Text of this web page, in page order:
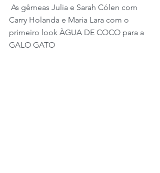
Carry Holanda e Maria Lara com o
primeiro look ÀGUA DE COCO para a
GALO GATO